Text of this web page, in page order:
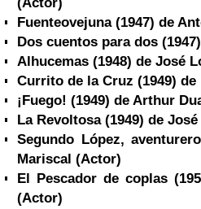
(Actor)
Fuenteovejuna (1947) de
Dos cuentos para dos
Alhucemas (1948) de José
Currito de la Cruz (1949)
¡Fuego! (1949) de Arthur
La Revoltosa (1949) de
Segundo López,
Mariscal (Actor)
El Pescador de coplas
(Actor)